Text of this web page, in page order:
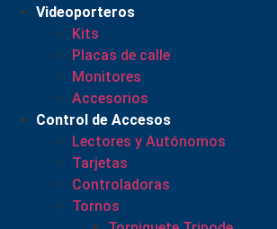
Videoporteros
Kits
Placas de calle
Monitores
Accesorios
Control de Accesos
Lectores y Autónomos
Tarjetas
Controladoras
Tornos